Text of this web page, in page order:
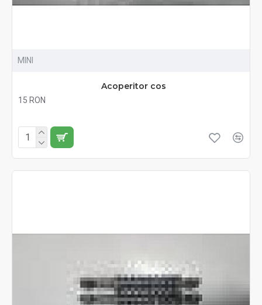
MINI
Acoperitor cos
15 RON